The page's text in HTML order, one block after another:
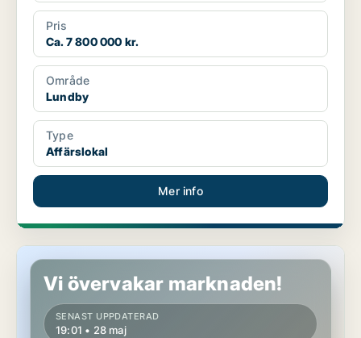
Pris
Ca. 7 800 000 kr.
Område
Lundby
Type
Affärslokal
Mer info
Fastighet i Göteborg Västra
Vi övervakar marknaden!
SENAST UPPDATERAD
19:01 • 28 maj